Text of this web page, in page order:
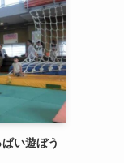
い遊ぼう